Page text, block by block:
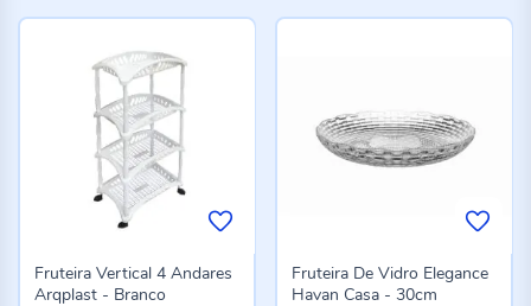
Fruteira Vertical 4 Andares
Arqplast - Branco
Fruteira De Vidro Elegance
Havan Casa - 30cm